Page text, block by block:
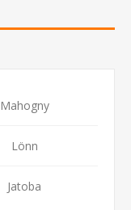
Mahogny
Lönn
Jatoba